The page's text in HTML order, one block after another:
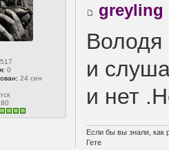
517
0
24 сен
greyling
и
и нет
Если бы вы знали, как
Гете